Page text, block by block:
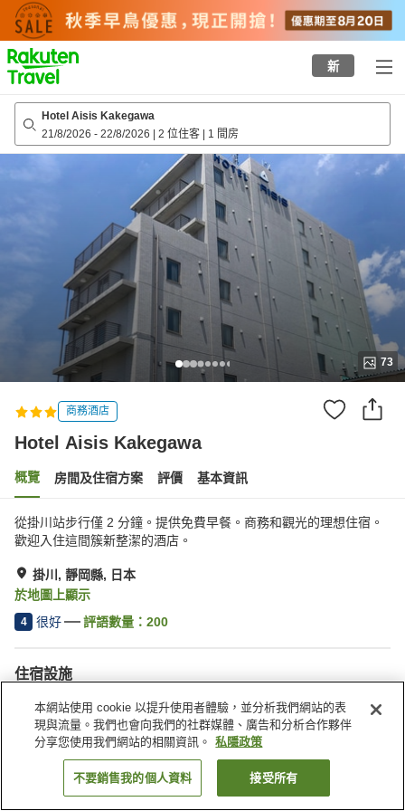
to
top
page
新
Hotel Aisis Kakegawa
21/8/2026 - 22/8/2026 | 2 位住客 | 1 間房
73
商務酒店
Hotel Aisis Kakegawa
概覽 房間及住宿方案 評價 基本資訊
從掛川站步行僅 2 分鐘。提供免費早餐。商務和觀光的理想住宿。
歡迎入住這間簇新整潔的酒店。
掛川, 靜岡縣, 日本
於地圖上顯示
4 很好 評語數量： 200
住宿設施
停車場
水療/美容院
收費洗衣房
送遞服務
找客房
本網站使用 cookie 以提升使用者體驗，並分析我們網站的表
現與流量。我們也會向我們的社群媒體、廣告和分析合作夥伴
分享您使用我們網站的相關資訊。
私隱政策
不要銷售我的個人資料 接受所有